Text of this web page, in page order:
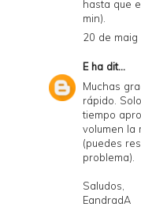
hasta que
min).
20 de
Eha dit...
Muchas
rápido.
tiempo
volumen la
(puedes
problema).
Saludos,
EandradA